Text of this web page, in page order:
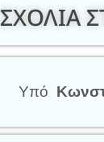
ΣΧΟΛΙΑ
Υπό